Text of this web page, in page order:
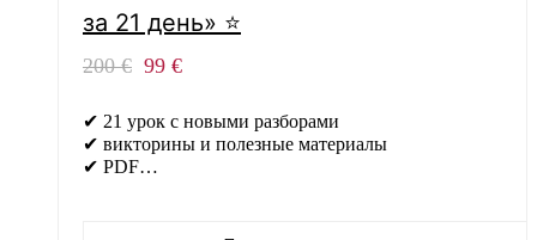
за 21 день» ⭐
200€ Первоначальная
составляла
200 €.
99 €Текущая
99 €.
✔ 21 урок с новыми разборами
✔ викторины и полезные материалы
✔ PDF…